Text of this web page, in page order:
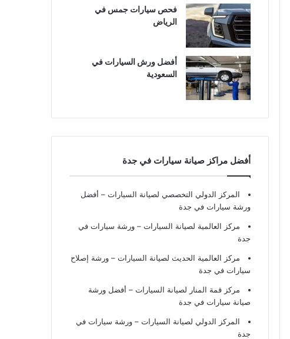
فحص سيارات جمس في
الرياض
أفضل ورش السيارات في
السعودية
أفضل مراكز صيانة سيارات في جدة
المركز الدولي التخصصي لصيانة السيارات – أفضل
ورشة سيارات في جدة
مركز العالمية لصيانة السيارات – ورشة سيارات في
جدة
مركز العالمية الحديث لصيانة السيارات – ورشة إصلاح
سيارات في جدة
مركز قمة المنار لصيانة السيارات – أفضل ورشة
صيانة سيارات في جدة
المركز الدولي لصيانة السيارات – ورشة سيارات في
جدة